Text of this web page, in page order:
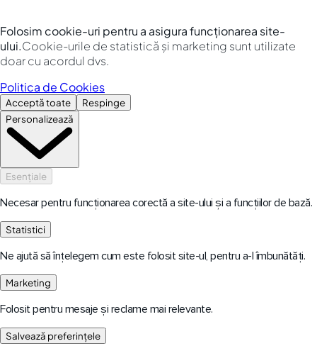
Folosim cookie-uri pentru a asigura funcționarea site-
ului.Cookie-urile de statistică și marketing sunt utilizate
doar cu acordul dvs.
Politica de Cookies
Acceptă toate
Respinge
Personalizează
Esențiale
Necesar pentru funcționarea corectă a site-ului și a funcțiilor de bază.
Statistici
Ne ajută să înțelegem cum este folosit site-ul, pentru a-l îmbunătăți.
Marketing
Folosit pentru mesaje și reclame mai relevante.
Salvează preferințele